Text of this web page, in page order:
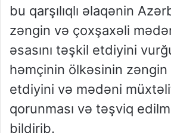
bu qarşılıqlı əlaqənin
zəngin və çoxşaxəli
əsasını təşkil etdiyini
həmçinin ölkəsinin
etdiyini və mədəni
qorunması və təşviq
bildirib.